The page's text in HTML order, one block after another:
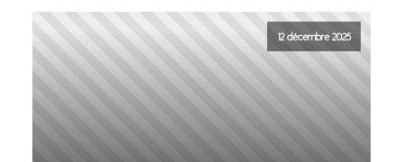
12 décembre 2025